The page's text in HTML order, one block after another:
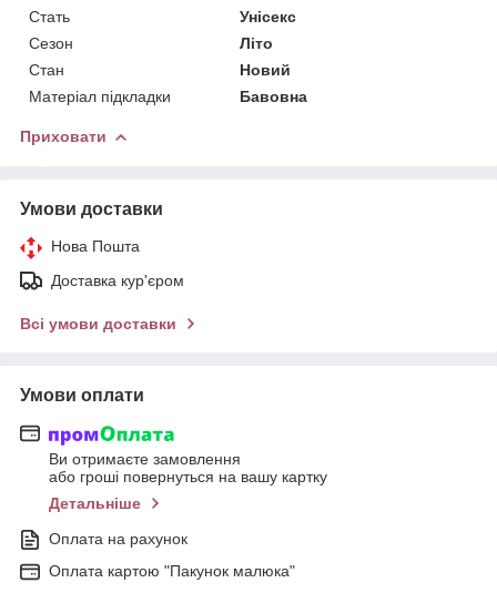
Стать
Унісекс
Сезон
Літо
Стан
Новий
Матеріал підкладки
Бавовна
Приховати
Умови доставки
Нова Пошта
Доставка кур'єром
Всі умови доставки
Умови оплати
Ви отримаєте замовлення
або гроші повернуться на вашу картку
Детальніше
Оплата на рахунок
Оплата картою "Пакунок малюка"